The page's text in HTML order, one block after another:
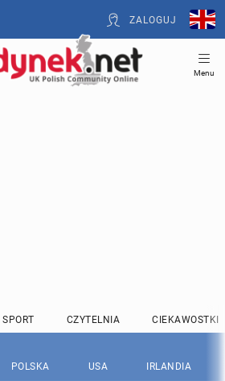
ZALOGUJ
Menu
SPORT CZYTELNIA CIEKAWOSTKI
POLSKA USA IRLANDIA